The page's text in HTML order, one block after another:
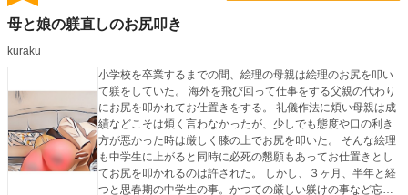
母と娘の躾直しのお尻叩き
kuraku
小学校を卒業するまでの間、絵理の母親は絵理のお尻を叩い
て躾をしていた。 海外を飛び回って仕事をする父親の代わり
にお尻を叩かれてお仕置きをする。 礼儀作法に煩い母親は成
績などこそは煩く言わなかったが、少しでも態度や口の利き
方が悪かった時は厳しく膝の上でお尻を叩いた。 そんな絵理
も中学生に上がると同時に必死の懇願もあってお仕置きとし
てお尻を叩かれるのは許された。 しかし、３ヶ月、半年と経
つと思春期の中学生の事。かつての厳しい躾けの事など忘れ